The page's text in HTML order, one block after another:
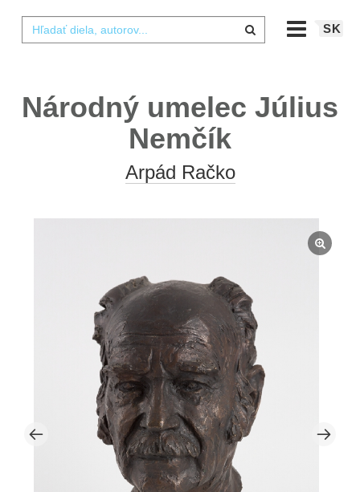
SK
Národný umelec Július
Nemčík
Arpád Račko